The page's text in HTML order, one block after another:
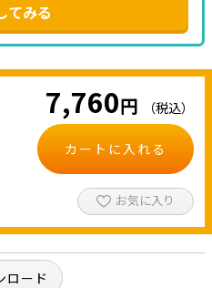
てみる
7,760円 （税込）
カートに入れる
お気に入り
ロード